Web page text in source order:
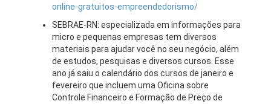
online-gratuitos-empreendedorismo/
SEBRAE-RN: especializada em informações para
micro e pequenas empresas tem diversos
materiais para ajudar você no seu negócio, além
de estudos, pesquisas e diversos cursos. Esse
ano já saiu o calendário dos cursos de janeiro e
fevereiro que incluem uma Oficina sobre
Controle Financeiro e Formação de Preço de